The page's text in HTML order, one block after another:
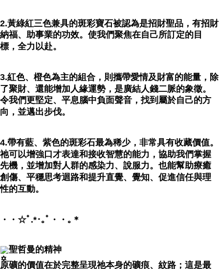
2.黃綠紅三色兼具的斑彩寶石被認為是招財聖品，有招財
納福、助事業的功效。使我們聚焦在自己所訂定的目
標，全力以赴。
3.紅色、橙色為主的組合，則攜帶愛情及財富的能量，除
了聚財、還能增加人緣運勢，是廣結人錢二脈的象徵。
令我們更堅定、平息腦中負面聲音，找到屬於自己的方
向，並邁出步伐。
4.帶有藍、紫色的斑彩石最為稀少，非常具有收藏價值。
祂可以增強口才表達和接收智慧的能力，協助我們掌握
先機，並增加對人群的感染力、說服力。也能幫助療癒
創傷、平穩思考迴路和提升直覺、覺知、促進信任與理
性的互動。
・・☆ﾟ⁠.⁠*⁠･⁠｡ﾟ・・｡＊
聖哲曼的精神
原礦的價值在於完整呈現祂本身的礦痕、紋路；這是最